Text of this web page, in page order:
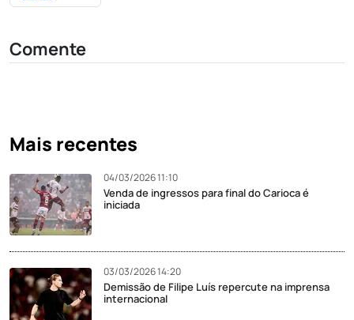
Comente
Mais recentes
04/03/2026 11:10
Venda de ingressos para final do Carioca é
iniciada
03/03/2026 14:20
Demissão de Filipe Luís repercute na imprensa
internacional